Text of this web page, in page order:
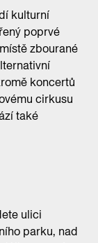
kulturní
poprvé
zbourané
koncertů
cirkusu
také
ulici
parku, nad